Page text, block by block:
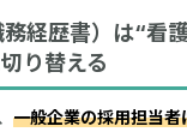
経歴書）は“看
り替える
一般企業の採用担当